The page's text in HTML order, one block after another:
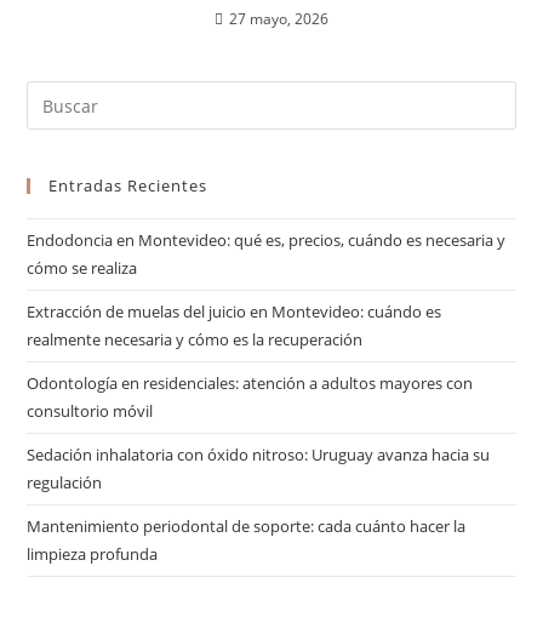
27 mayo, 2026
Entradas Recientes
Endodoncia en Montevideo: qué es, precios, cuándo es necesaria y
cómo se realiza
Extracción de muelas del juicio en Montevideo: cuándo es
realmente necesaria y cómo es la recuperación
Odontología en residenciales: atención a adultos mayores con
consultorio móvil
Sedación inhalatoria con óxido nitroso: Uruguay avanza hacia su
regulación
Mantenimiento periodontal de soporte: cada cuánto hacer la
limpieza profunda